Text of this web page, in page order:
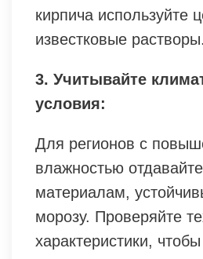
кирпича используйте
известковые растворы.
3. Учитывайте
условия:
Для регионов с
влажностью
материалам,
морозу. Проверяйте
характеристики,